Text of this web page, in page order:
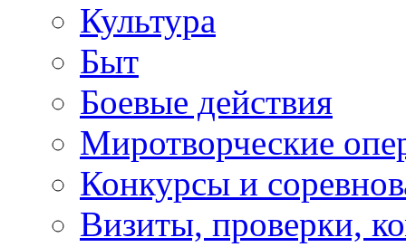
Культура
Быт
Боевые действия
Миротворческие
Конкурсы и
Визиты, проверки,